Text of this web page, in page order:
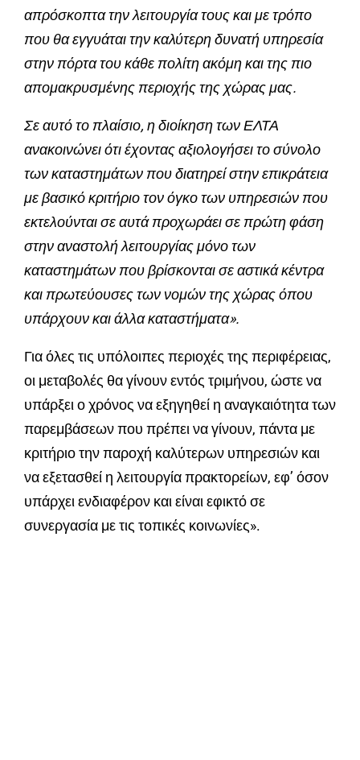
απρόσκοπτα την λειτουργία τους και με τρόπο
που θα εγγυάται την καλύτερη δυνατή υπηρεσία
στην πόρτα του κάθε πολίτη ακόμη και της πιο
απομακρυσμένης περιοχής της χώρας μας.
Σε αυτό το πλαίσιο, η διοίκηση των ΕΛΤΑ
ανακοινώνει ότι έχοντας αξιολογήσει το σύνολο
των καταστημάτων που διατηρεί στην επικράτεια
με βασικό κριτήριο τον όγκο των υπηρεσιών που
εκτελούνται σε αυτά προχωράει σε πρώτη φάση
στην αναστολή λειτουργίας μόνο των
καταστημάτων που βρίσκονται σε αστικά κέντρα
και πρωτεύουσες των νομών της χώρας όπου
υπάρχουν και άλλα καταστήματα».
Για όλες τις υπόλοιπες περιοχές της περιφέρειας,
οι μεταβολές θα γίνουν εντός τριμήνου, ώστε να
υπάρξει ο χρόνος να εξηγηθεί η αναγκαιότητα των
παρεμβάσεων που πρέπει να γίνουν, πάντα με
κριτήριο την παροχή καλύτερων υπηρεσιών και
να εξετασθεί η λειτουργία πρακτορείων, εφ’ όσον
υπάρχει ενδιαφέρον και είναι εφικτό σε
συνεργασία με τις τοπικές κοινωνίες».